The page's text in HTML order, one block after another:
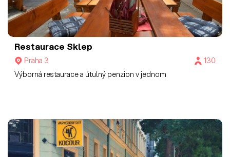
Restaurace Sklep
Praha 3
130
Výborná restaurace a útulný penzion v jednom